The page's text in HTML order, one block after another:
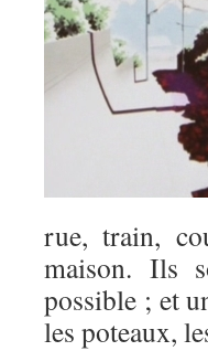
rue, train,
maison. Ils
possible ; et
les poteaux,